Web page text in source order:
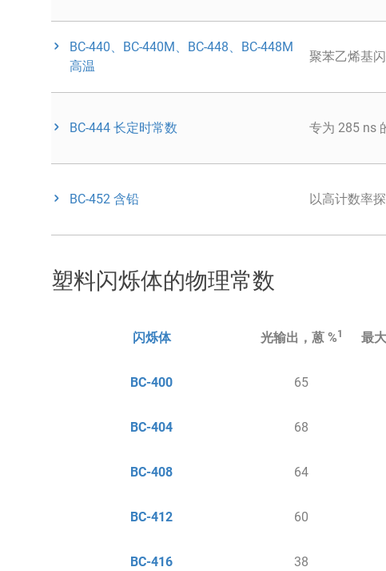
BC-440、BC-440M、BC-448、BC-448M
高温
聚苯乙烯基
BC-444 长定时常数 专为 285 ns
BC-452 含铅 以高计数率
塑料闪烁体的物理常数
闪烁体 光输出，蒽 %1 最
BC-400 65
BC-404 68
BC-408 64
BC-412 60
BC-416 38